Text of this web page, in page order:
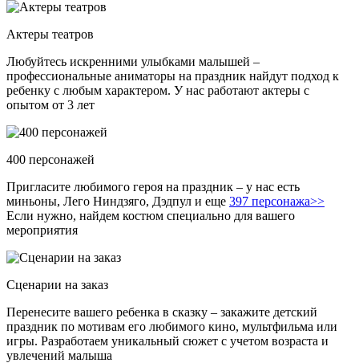
Актеры театров
Любуйтесь искренними улыбками малышей –
профессиональные аниматоры на праздник найдут подход к
ребенку с любым характером. У нас работают актеры с
опытом от 3 лет
400 персонажей
Пригласите любимого героя на праздник – у нас есть
миньоны, Лего Ниндзяго, Дэдпул и еще 397 персонажа>>
Если нужно, найдем костюм специально для вашего
мероприятия
Сценарии на заказ
Перенесите вашего ребенка в сказку – закажите детский
праздник по мотивам его любимого кино, мультфильма или
игры. Разработаем уникальный сюжет с учетом возраста и
увлечений малыша